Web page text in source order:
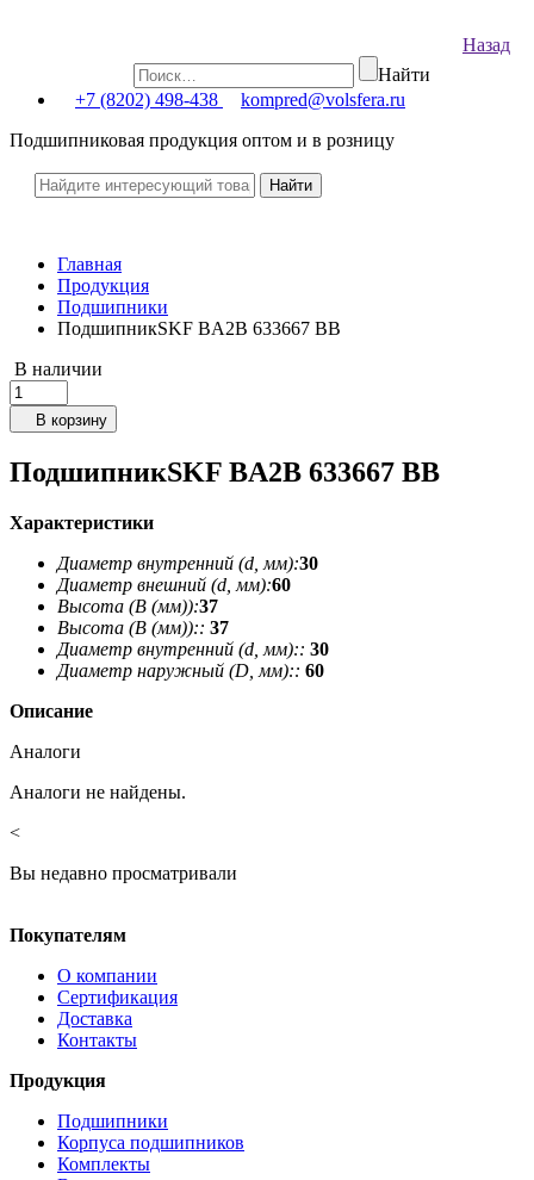
Назад
Найти
+7 (8202) 498-438
kompred@volsfera.ru
Подшипниковая продукция оптом и в розницу
Главная
Продукция
Подшипники
ПодшипникSKF BA2B 633667 BB
В наличии
В корзину
ПодшипникSKF BA2B 633667 BB
Характеристики
Диаметр внутренний (d, мм):30
Диаметр внешний (d, мм):60
Высота (В (мм)):37
Высота (В (мм)):: 37
Диаметр внутренний (d, мм):: 30
Диаметр наружный (D, мм):: 60
Описание
Аналоги
Аналоги не найдены.
<
Вы недавно просматривали
Покупателям
О компании
Сертификация
Доставка
Контакты
Продукция
Подшипники
Корпуса подшипников
Комплекты